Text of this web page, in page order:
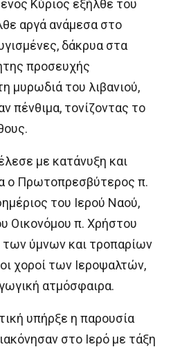
Κύριος εξήλθε του
αργά ανάμεσα στο
δάκρυα στα
προσευχής
μυρωδιά του λιβανιού,
πένθιμα, τονίζοντας το
με κατάνυξη και
ο Πρωτοπρεσβύτερος π.
του Ιερού Ναού,
Οικονόμου π. Χρήστου
των ύμνων και τροπαρίων
χοροί των Ιεροψαλτών,
ατμόσφαιρα.
υπήρξε η παρουσία
στο Ιερό με τάξη